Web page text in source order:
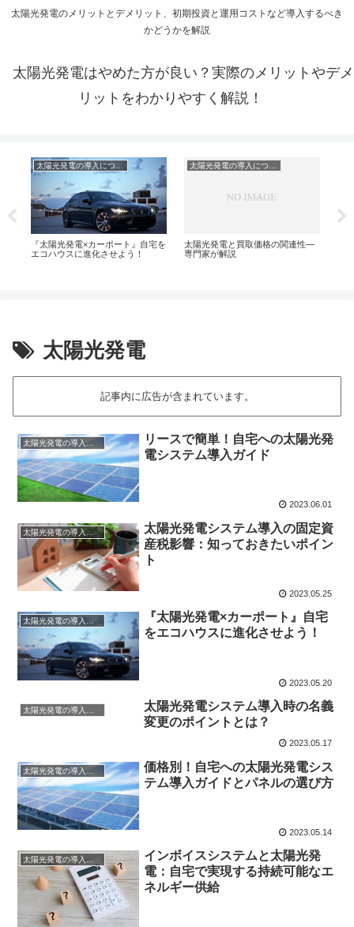
太陽光発電のメリットとデメリット、初期投資と運用コストなど導入するべき
かどうかを解説
太陽光発電はやめた方が良い？実際のメリットやデメ
リットをわかりやすく解説！
『太陽光発電×カーポート』自宅を
エコハウスに進化させよう！
太陽光発電と買取価格の関連性―
専門家が解説
太陽光発電
記事内に広告が含まれています。
リースで簡単！自宅への太陽光発
電システム導入ガイド
2023.06.01
太陽光発電の導入について
太陽光発電システム導入の固定資
産税影響：知っておきたいポイン
ト
2023.05.25
太陽光発電の導入について
『太陽光発電×カーポート』自宅
をエコハウスに進化させよう！
2023.05.20
太陽光発電システム導入時の名義
変更のポイントとは？
2023.05.17
価格別！自宅への太陽光発電シス
テム導入ガイドとパネルの選び方
2023.05.14
太陽光発電の導入について
インボイスシステムと太陽光発
電：自宅で実現する持続可能なエ
ネルギー供給